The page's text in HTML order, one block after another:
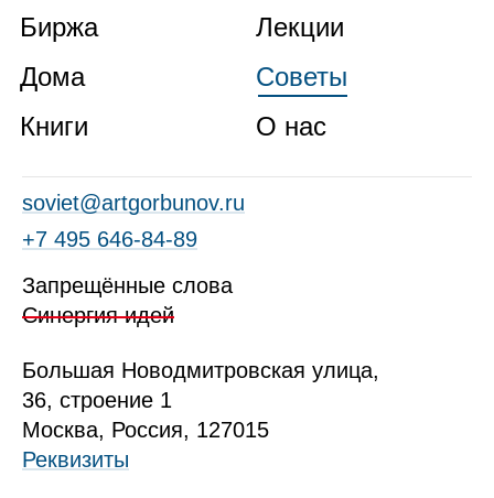
Биржа
Дома
Книги
Лекции
Советы
О нас
soviet@artgorbunov.ru
+7 495 646‑84‑89
Запрещённые слова
Синергия идей
Большая Новодмитровская улица,
36, строение 1
Москва, Россия, 127015
Реквизиты